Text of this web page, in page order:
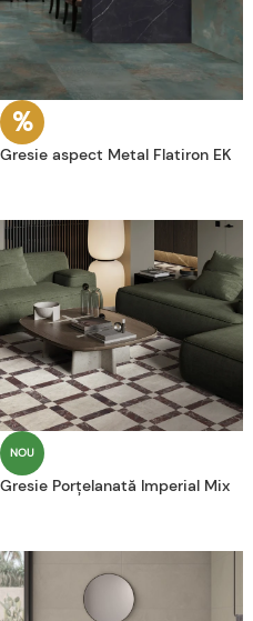
Gresie aspect Metal Flatiron EK
NOU
Gresie Porțelanată Imperial Mix